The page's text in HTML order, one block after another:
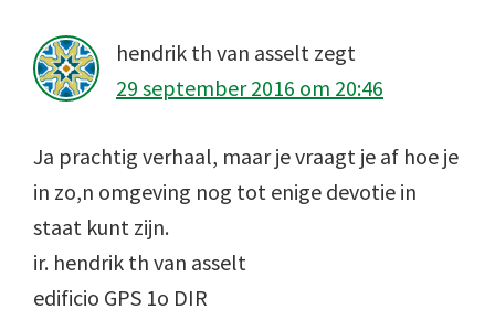
hendrik th van asselt zegt
29 september 2016 om 20:46
Ja prachtig verhaal, maar je vraagt je af hoe je
in zo,n omgeving nog tot enige devotie in
staat kunt zijn.
ir. hendrik th van asselt
edificio GPS 1o DIR